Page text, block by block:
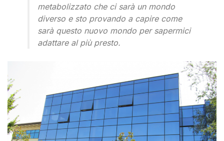
metabolizzato che ci sarà un mondo
diverso e sto provando a capire come
sarà questo nuovo mondo per sapermici
adattare al più presto.